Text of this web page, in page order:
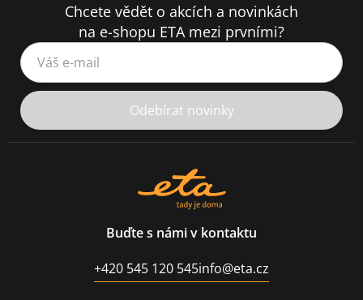
Chcete vědět o akcích a novinkách
na e-shopu ETA mezi prvními?
Váš e-mail
Odebírat novinky
Buďte s námi v kontaktu
+420 545 120 545info@eta.cz